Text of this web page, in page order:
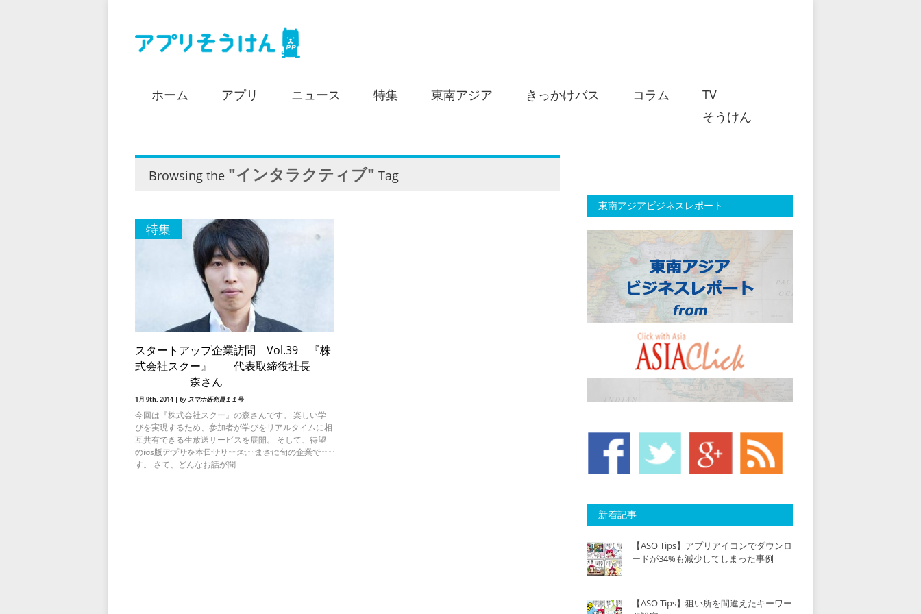
ホーム アプリ ニュース 特集 東南アジア きっかけバス コラム
TV
そうけん
Browsing the "インタラクティブ" Tag
特集
スタートアップ企業訪問 Vol.39 『株
式会社スクー』 代表取締役社長
森さん
1月 9th, 2014 | by スマホ研究員１１号
今回は『株式会社スクー』の森さんです。 楽しい学
びを実現するため、参加者が学びをリアルタイムに相
互共有できる生放送サービスを展開。 そして、待望
のios版アプリを本日リリース。 まさに旬の企業で
す。 さて、どんなお話が聞
東南アジアビジネスレポート
新着記事
【ASO Tips】アプリアイコンでダウンロ
ードが34%も減少してしまった事例
【ASO Tips】狙い所を間違えたキーワー